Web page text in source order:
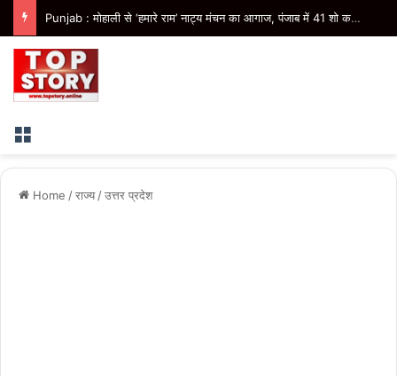
Uttarakhand : अगले दो दिनों में भारी से बहुत भारी वर्षा की संभावना
Menu
Home /राज्य /उत्तर प्रदेश